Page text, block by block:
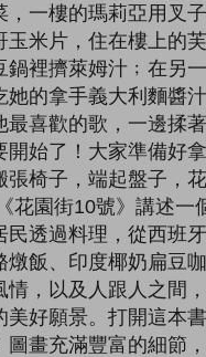
，一樓的瑪莉亞用叉
玉米片，住在樓上的
裡擠萊姆汁﹔在另一
她的拿手義大利麵醬
最喜歡的歌，一邊揉
始了！大家準備好拿
張椅子，端起盤子，
花園街10號》講述一
民透過料理，從西班
燉飯、印度椰奶扁豆
情，以及人跟人之間
美好願景。打開這本
圖畫充滿豐富的細節